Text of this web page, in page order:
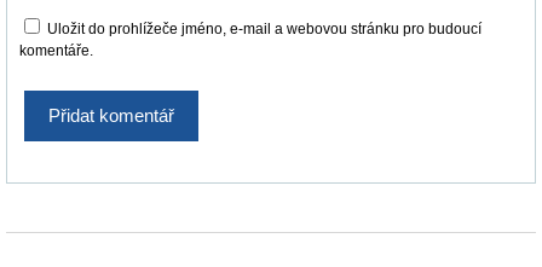
Uložit do prohlížeče jméno, e-mail a webovou stránku pro budoucí
komentáře.